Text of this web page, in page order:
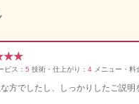
★★
ビス： 5 技術・仕上がり： 4 メニュー・料
方でしたし、しっかりしたご説明